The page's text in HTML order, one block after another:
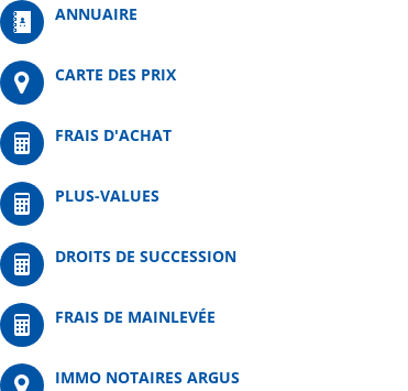
ANNUAIRE
CARTE DES PRIX
FRAIS D'ACHAT
PLUS-VALUES
DROITS DE SUCCESSION
FRAIS DE MAINLEVÉE
IMMO NOTAIRES ARGUS